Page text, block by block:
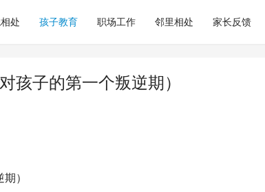
处 孩子教育 职场工作 邻里相处 家长反馈
孩子的第一个叛逆期）
）